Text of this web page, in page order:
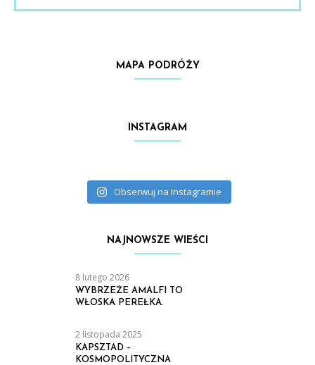
MAPA PODRÓŻY
INSTAGRAM
Obserwuj na Instagramie
NAJNOWSZE WIEŚCI
8 lutego 2026
WYBRZEŻE AMALFI TO
WŁOSKA PEREŁKA.
2 listopada 2025
KAPSZTAD –
KOSMOPOLITYCZNA